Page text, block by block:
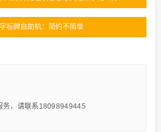
标牌自助机：简约不简单
务，请联系18098949445